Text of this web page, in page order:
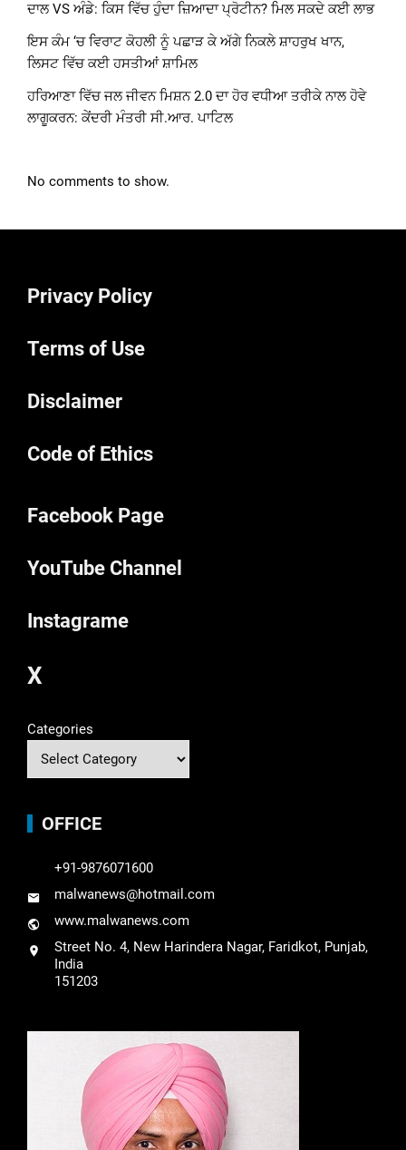
ਦਾਲ VS ਅੰਡੇ: ਕਿਸ ਵਿੱਚ ਹੁੰਦਾ ਜ਼ਿਆਦਾ ਪ੍ਰੋਟੀਨ? ਮਿਲ ਸਕਦੇ ਕਈ ਲਾਭ
ਇਸ ਕੰਮ ‘ਚ ਵਿਰਾਟ ਕੋਹਲੀ ਨੂੰ ਪਛਾੜ ਕੇ ਅੱਗੇ ਨਿਕਲੇ ਸ਼ਾਹਰੁਖ ਖਾਨ,
ਲਿਸਟ ਵਿੱਚ ਕਈ ਹਸਤੀਆਂ ਸ਼ਾਮਿਲ
ਹਰਿਆਣਾ ਵਿੱਚ ਜਲ ਜੀਵਨ ਮਿਸ਼ਨ 2.0 ਦਾ ਹੋਰ ਵਧੀਆ ਤਰੀਕੇ ਨਾਲ ਹੋਵੇ
ਲਾਗੂਕਰਨ: ਕੇਂਦਰੀ ਮੰਤਰੀ ਸੀ.ਆਰ. ਪਾਟਿਲ
No comments to show.
Privacy Policy
Terms of Use
Disclaimer
Code of Ethics
Facebook Page
YouTube Channel
Instagrame
X
Categories
OFFICE
+91-9876071600
malwanews@hotmail.com
www.malwanews.com
Street No. 4, New Harindera Nagar, Faridkot, Punjab,
India
151203